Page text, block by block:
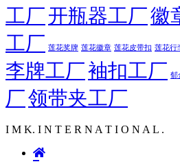
工厂开瓶器工厂徽
工厂 莲花奖牌 莲花徽章 莲花皮带扣 莲花行
李牌工厂袖扣工厂 郁
厂领带夹工厂
I M K. I N T E R N A T I O N A L .